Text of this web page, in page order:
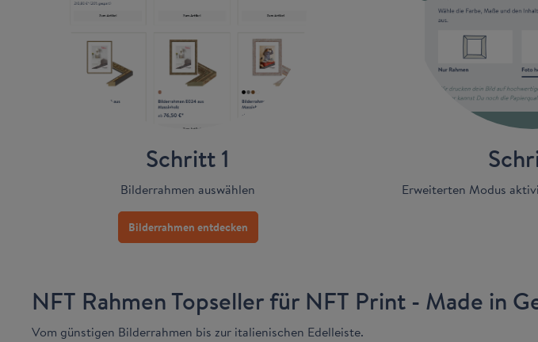
Schritt 1
Bilderrahmen auswählen
Bilderrahmen entdecken
Erweiterten Modus
NFT Rahmen Topseller für NFT Print - Made in
Vom günstigen Bilderrahmen bis zur italienischen Edelleiste.